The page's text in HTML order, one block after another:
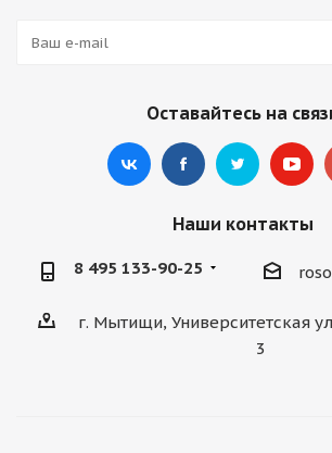
Оставайтесь на
Наши контакты
8 495 133-90-25
г. Мытищи, Университетская
3